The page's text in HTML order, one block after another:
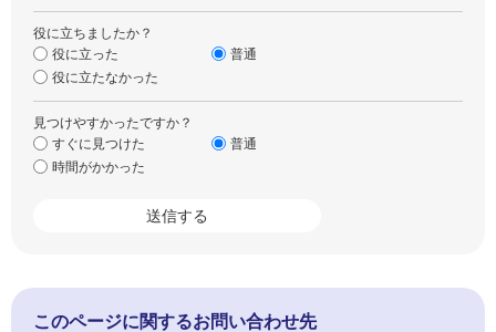
役に立ちましたか？
役に立った
普通
役に立たなかった
見つけやすかったですか？
すぐに見つけた
普通
時間がかかった
このページに関するお問い合わせ先